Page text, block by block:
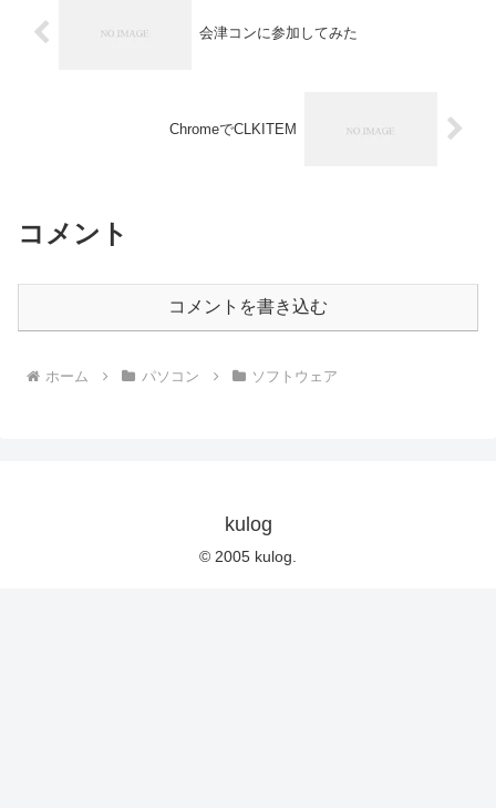
会津コンに参加してみた
ChromeでCLKITEM
コメント
コメントを書き込む
ホーム パソコン ソフトウェア
kulog
© 2005 kulog.